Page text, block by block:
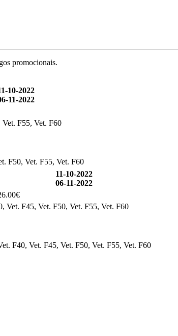
promocionais.
10-2022
11-2022
F55, Vet. F60
F50, Vet. F55, Vet. F60
11-10-2022
06-11-2022
Vet. F45, Vet. F50, Vet. F55, Vet. F60
F40, Vet. F45, Vet. F50, Vet. F55, Vet. F60